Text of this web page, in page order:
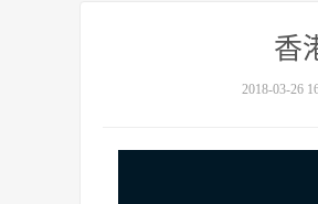
香
2018-03-26